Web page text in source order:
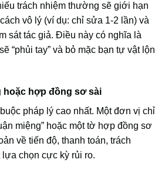
trách nhiệm thường sẽ giới hạn
vô lý (ví dụ: chỉ sửa 1-2 lần) và
sát tác giả. Điều này có nghĩa là
“phủi tay” và bỏ mặc bạn tự vật lộn
hoặc hợp đồng sơ sài
pháp lý cao nhất. Một đơn vị chỉ
miệng” hoặc một tờ hợp đồng sơ
về tiến độ, thanh toán, trách
chọn cực kỳ rủi ro.